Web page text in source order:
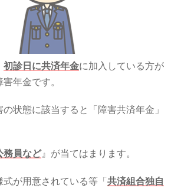
初診日に共済年金に加入している方が
年金です。
状態に該当すると「障害共済年金」
務員など』が当てはまります。
式が用意されている等「共済組合独自